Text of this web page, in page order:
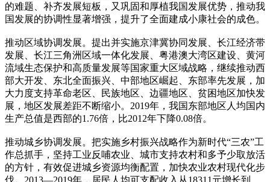
的难题、补齐发展短板，又巩固和厚植我国发展优势，推动我
国发展的协调性显著增强，提升了全面建成小康社会的成色。
推动区域协调发展。提出并实施京津冀协同发展、长江经济带
发展、长江三角洲区域一体化发展、粤港澳大湾区建设、黄河
流域生态保护和高质量发展等国家重大区域战略，继续推动西
部大开发、东北全面振兴、中部地区崛起、东部率先发展，加
大力度支持革命老区、民族地区、边疆地区、贫困地区加快发
展，地区发展差距不断缩小。2019年，我国东部地区人均国内
生产总值是西部的1.76倍，比2012年下降0.08倍。
推动城乡协调发展。把实施乡村振兴战略作为新时代“三农”工
作总抓手，坚持工业反哺农业、城市支持农村和多予少取放活
的方针，有效促进城乡资源均衡配置，加快农业农村现代化步
伐。2013—2019年，居民人均可支配收入从18311元增长到